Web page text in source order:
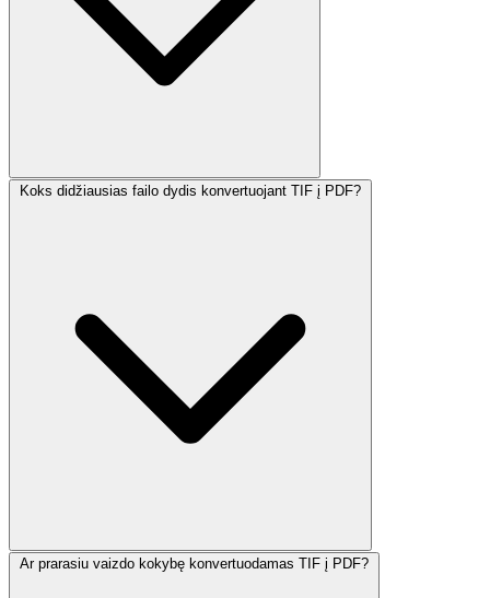
Koks didžiausias failo dydis konvertuojant TIF į PDF?
Ar prarasiu vaizdo kokybę konvertuodamas TIF į PDF?